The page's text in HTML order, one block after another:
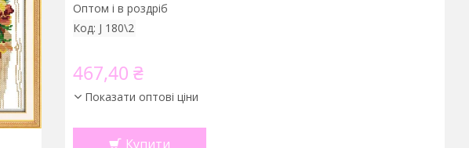
Оптом і в роздріб
Код: J 180\2
467,40 ₴
Показати оптові ціни
Купити